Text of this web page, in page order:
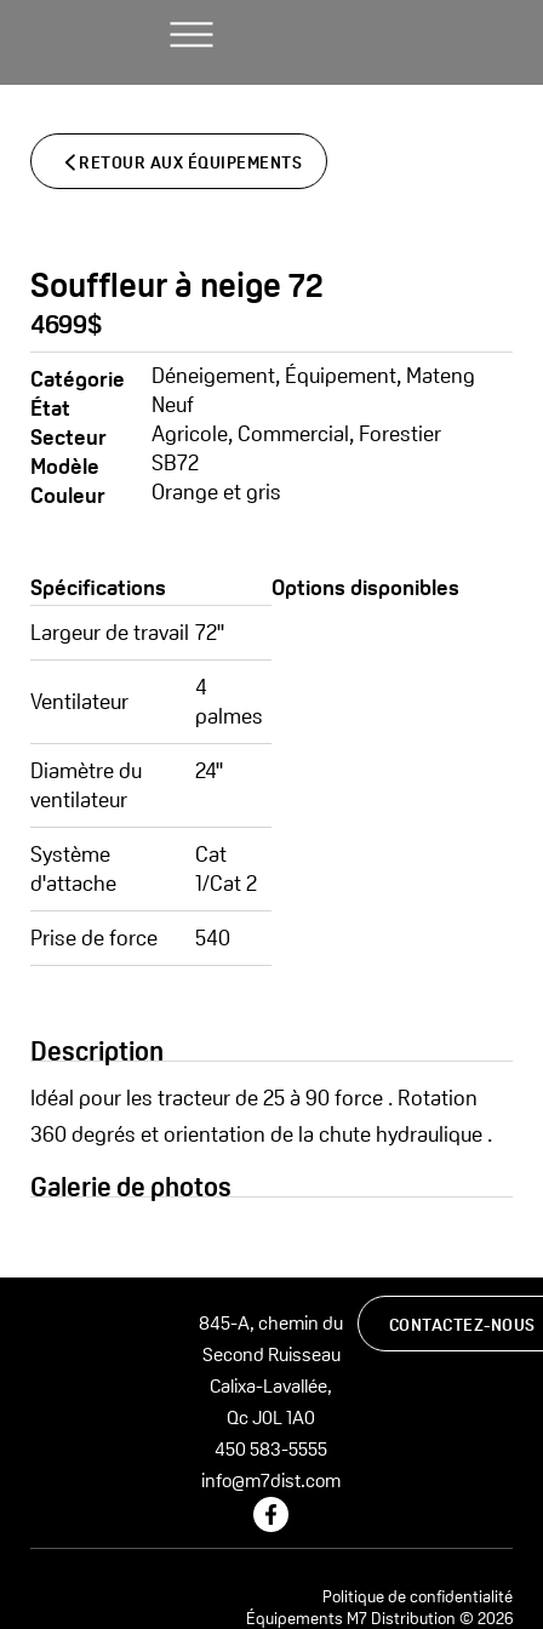
contenu
RETOUR AUX ÉQUIPEMENTS
Souffleur à neige 72
4699$
Catégorie Déneigement, Équipement, Mateng
État
Neuf
Secteur
Agricole, Commercial, Forestier
Modèle
SB72
Couleur
Orange et gris
Spécifications
Largeur de travail 72''
Ventilateur
4
palmes
Diamètre du
ventilateur
24''
Système
d'attache
Cat
1/Cat 2
Prise de force
540
Options disponibles
Description
Idéal pour les tracteur de 25 à 90 force . Rotation
360 degrés et orientation de la chute hydraulique .
Galerie de photos
845-A, chemin du
Second Ruisseau
Calixa-Lavallée,
Qc J0L 1A0
450 583-5555
info@m7dist.com
F
a
c
o
CONTACTEZ-NOUS
Politique de confidentialité
Équipements M7 Distribution © 2026